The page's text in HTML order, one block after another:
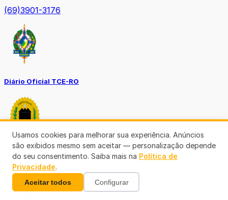
(69)3901-3176
Diário Oficial TCE-RO
Diário Prefeitura de Porto Velho
Usamos cookies para melhorar sua experiência. Anúncios
são exibidos mesmo sem aceitar — personalização depende
do seu consentimento. Saiba mais na Política de
Privacidade.
Aceitar todos Configurar